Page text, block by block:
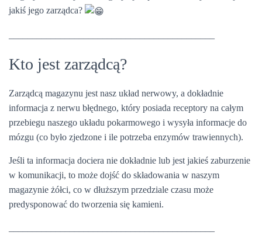
jakiś jego zarządca?
Kto jest zarządcą?
Zarządcą magazynu jest nasz układ nerwowy, a dokładnie
informacja z nerwu błędnego, który posiada receptory na całym
przebiegu naszego układu pokarmowego i wysyła informacje do
mózgu (co było zjedzone i ile potrzeba enzymów trawiennych).
Jeśli ta informacja dociera nie dokładnie lub jest jakieś zaburzenie
w komunikacji, to może dojść do składowania w naszym
magazynie żółci, co w dłuższym przedziale czasu może
predysponować do tworzenia się kamieni.